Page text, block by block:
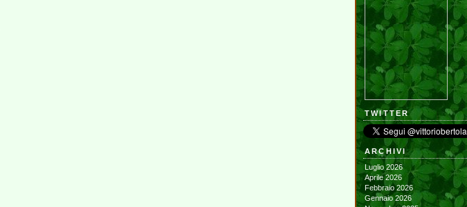
TWITTER
ARCHIVI
Luglio 2026
Aprile 2026
Febbraio 2026
Gennaio 2026